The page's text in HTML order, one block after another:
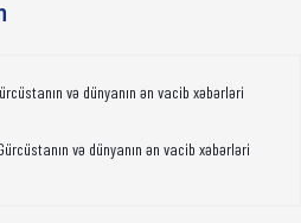
və dünyanın ən vacib xəbərləri
və dünyanın ən vacib xəbərləri